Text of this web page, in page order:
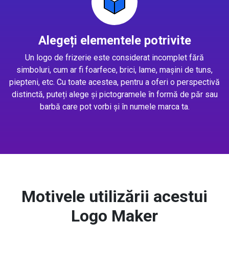
Alegeți elementele potrivite
Un logo de frizerie este considerat incomplet fără
simboluri, cum ar fi foarfece, brici, lame, mașini de tuns,
piepteni, etc. Cu toate acestea, pentru a oferi o perspectivă
distinctă, puteți alege și pictogramele în formă de păr sau
barbă care pot vorbi și în numele marca ta.
Motivele utilizării acestui
Logo Maker